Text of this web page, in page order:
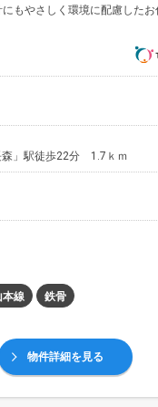
もやさしく環境に配慮したお
森」駅徒歩22分 1.7ｋｍ
本線 鉄骨
物件詳細を見る